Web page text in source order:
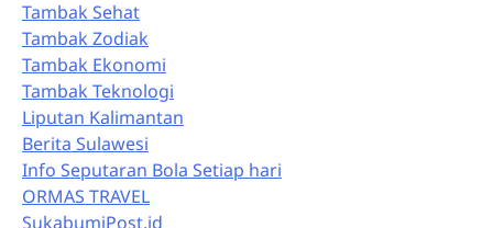
Tambak Sehat
Tambak Zodiak
Tambak Ekonomi
Tambak Teknologi
Liputan Kalimantan
Berita Sulawesi
Info Seputaran Bola Setiap hari
ORMAS TRAVEL
SukabumiPost.id